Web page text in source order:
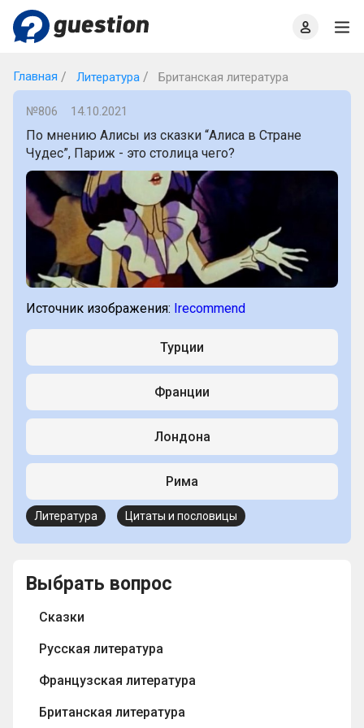
Главная Литература Британская литература
№806 14.10.2021
По мнению Алисы из сказки “Алиса в Стране
Чудес”, Париж - это столица чего?
Источник изображения: Irecommend
Турции
Франции
Лондона
Рима
Литература Цитаты и пословицы
Выбрать вопрос
Сказки
Русская литература
Французская литература
Британская литература